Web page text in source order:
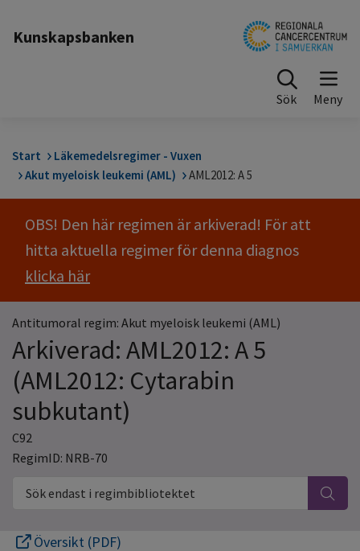
Kunskapsbanken
Sök
Start
Läkemedelsregimer - Vuxen
Akut myeloisk leukemi (AML)
AML2012: A 5
OBS! Den här regimen är arkiverad! För att
hitta aktuella regimer för denna diagnos
klicka här
Antitumoral regim: Akut myeloisk leukemi (AML)
Arkiverad: AML2012: A 5
(AML2012: Cytarabin
subkutant)
C92
RegimID: NRB-70
Sök endast i regimbibliotektet
Översikt (PDF)